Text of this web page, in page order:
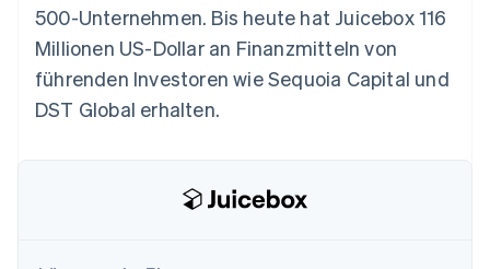
Radar
Betrugsprävention
Atlas
Start-up-Gründung
Online-Identitätsprüfung
Ecosystem
Partner
Stripe App-Marktplatz
500-Unternehmen. Bis heute hat Juicebox 116
Millionen US-Dollar an Finanzmitteln von
führenden Investoren wie Sequoia Capital und
DST Global erhalten.